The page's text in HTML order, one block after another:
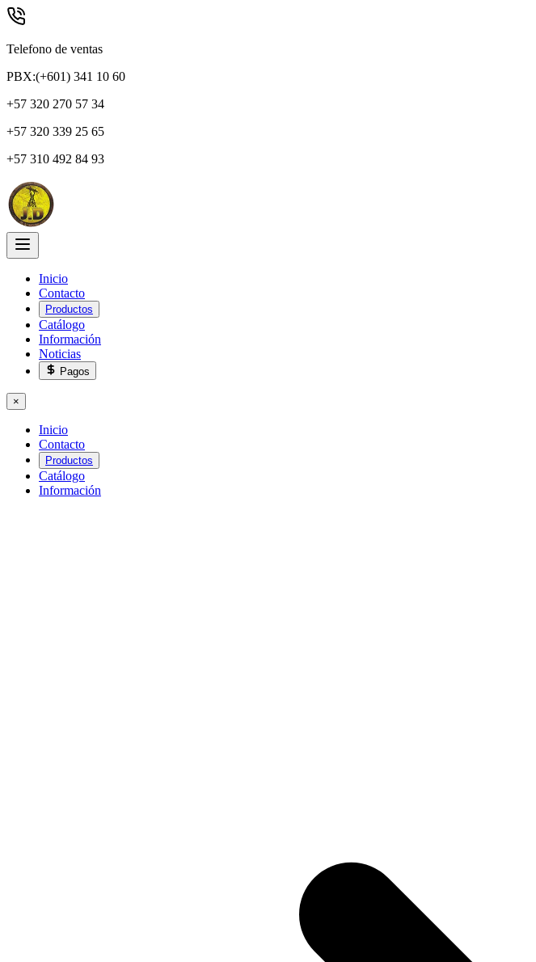
Telefono de ventas
PBX:(+601) 341 10 60
+57 320 270 57 34
+57 320 339 25 65
+57 310 492 84 93
Inicio
Contacto
Productos
Catálogo
Información
Noticias
Pagos
×
Inicio
Contacto
Productos
Catálogo
Información